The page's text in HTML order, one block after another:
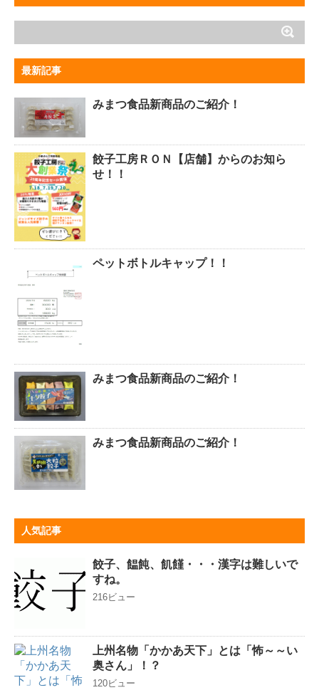
最新記事
みまつ食品新商品のご紹介！
餃子工房ＲＯＮ【店舗】からのお知ら
せ！！
ペットボトルキャップ！！
みまつ食品新商品のご紹介！
みまつ食品新商品のご紹介！
人気記事
餃子、饂飩、飢饉・・・漢字は難しいで
すね。
216ビュー
上州名物「かかあ天下」とは「怖～～い
奥さん」！？
120ビュー